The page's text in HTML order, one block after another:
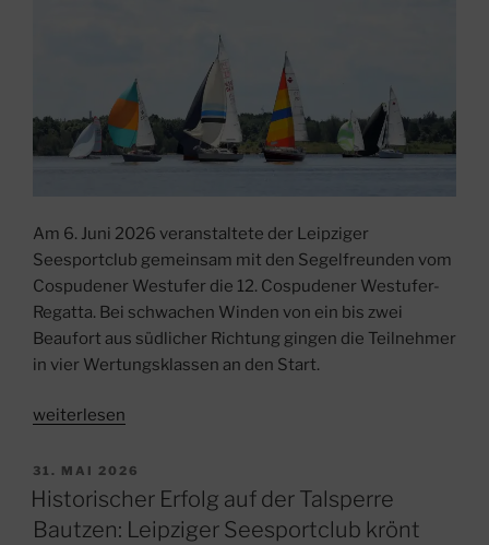
Segelwoche“
Am 6. Juni 2026 veranstaltete der Leipziger
Seesportclub gemeinsam mit den Segelfreunden vom
Cospudener Westufer die 12. Cospudener Westufer-
Regatta. Bei schwachen Winden von ein bis zwei
Beaufort aus südlicher Richtung gingen die Teilnehmer
in vier Wertungsklassen an den Start.
„12.
Westufer-
Regatta:
Segelsport
weiterlesen
VERÖFFENTLICHT
AM
31. MAI 2026
Historischer Erfolg auf der Talsperre
Bautzen: Leipziger Seesportclub krönt